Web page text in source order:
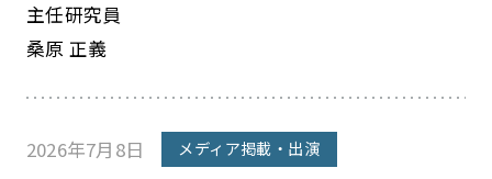
主任研究員
桑原 正義
2026年7月8日 メディア掲載・出演